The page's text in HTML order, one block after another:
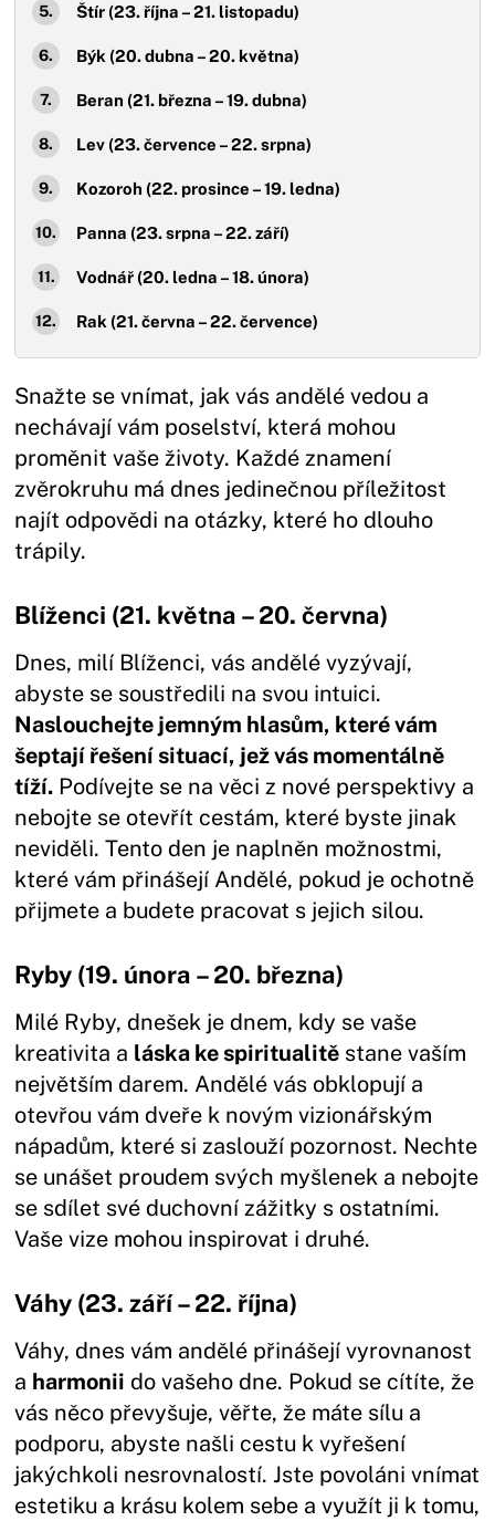
Štír (23. října – 21. listopadu)
Býk (20. dubna – 20. května)
Beran (21. března – 19. dubna)
Lev (23. července – 22. srpna)
Kozoroh (22. prosince – 19. ledna)
Panna (23. srpna – 22. září)
Vodnář (20. ledna – 18. února)
Rak (21. června – 22. července)
Snažte se vnímat, jak vás andělé vedou a
nechávají vám poselství, která mohou
proměnit vaše životy. Každé znamení
zvěrokruhu má dnes jedinečnou příležitost
najít odpovědi na otázky, které ho dlouho
trápily.
Blíženci (21. května – 20. června)
Dnes, milí Blíženci, vás andělé vyzývají,
abyste se soustředili na svou intuici.
Naslouchejte jemným hlasům, které vám
šeptají řešení situací, jež vás momentálně
tíží. Podívejte se na věci z nové perspektivy a
nebojte se otevřít cestám, které byste jinak
neviděli. Tento den je naplněn možnostmi,
které vám přinášejí Andělé, pokud je ochotně
přijmete a budete pracovat s jejich silou.
Ryby (19. února – 20. března)
Milé Ryby, dnešek je dnem, kdy se vaše
kreativita a láska ke spiritualitě stane vaším
největším darem. Andělé vás obklopují a
otevřou vám dveře k novým vizionářským
nápadům, které si zaslouží pozornost. Nechte
se unášet proudem svých myšlenek a nebojte
se sdílet své duchovní zážitky s ostatními.
Vaše vize mohou inspirovat i druhé.
Váhy (23. září – 22. října)
Váhy, dnes vám andělé přinášejí vyrovnanost
a harmonii do vašeho dne. Pokud se cítíte, že
vás něco převyšuje, věřte, že máte sílu a
podporu, abyste našli cestu k vyřešení
jakýchkoli nesrovnalostí. Jste povoláni vnímat
estetiku a krásu kolem sebe a využít ji k tomu,